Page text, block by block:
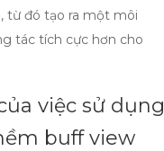
từ đó tạo ra một môi
tác tích cực hơn cho
việc sử dụng
buff view